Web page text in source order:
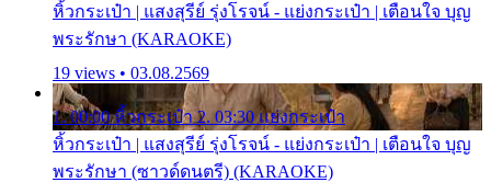
หิ้วกระเป๋า | แสงสุรีย์ รุ่งโรจน์ - แย่งกระเป๋า | เตือนใจ บุญ
พระรักษา (KARAOKE)
19 views • 03.08.2569
1. 00:00 หิ้วกระเป๋า 2. 03:30 แย่งกระเป๋า
หิ้วกระเป๋า | แสงสุรีย์ รุ่งโรจน์ - แย่งกระเป๋า | เตือนใจ บุญ
พระรักษา (ซาวด์ดนตรี) (KARAOKE)